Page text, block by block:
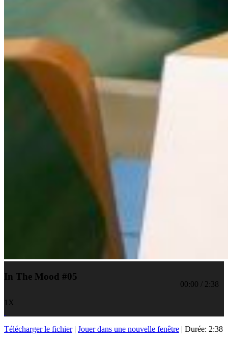
In The Mood #05
00:00 / 2:38
1X
Télécharger le fichier| Jouer dans une nouvelle fenêtre | Durée: 2:38